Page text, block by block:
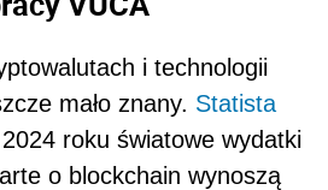
i technologii
mało znany. Statista
roku światowe wydatki
o blockchain wynoszą